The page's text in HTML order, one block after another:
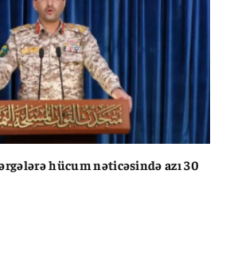
hücum nəticəsində azı 30